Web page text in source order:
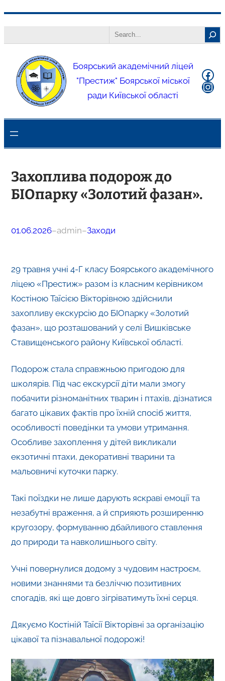
Боярський академічний ліцей
"Престиж" Боярської міської
ради Київської області
Захоплива подорож до
БІОпарку «Золотий фазан».
01.06.2026–admin–Заходи
29 травня учні 4-Г класу Боярського академічного
ліцею «Престиж» разом із класним керівником
Костіною Таїсією Вікторівною здійснили
захопливу екскурсію до БІОпарку «Золотий
фазан», що розташований у селі Вишківське
Ставищенського району Київської області.
Подорож стала справжньою пригодою для
школярів. Під час екскурсії діти мали змогу
побачити різноманітних тварин і птахів, дізнатися
багато цікавих фактів про їхній спосіб життя,
особливості поведінки та умови утримання.
Особливе захоплення у дітей викликали
екзотичні птахи, декоративні тварини та
мальовничі куточки парку.
Такі поїздки не лише дарують яскраві емоції та
незабутні враження, а й сприяють розширенню
кругозору, формуванню дбайливого ставлення
до природи та навколишнього світу.
Учні повернулися додому з чудовим настроєм,
новими знаннями та безліччю позитивних
спогадів, які ще довго зігріватимуть їхні серця.
Дякуємо Костіній Таїсії Вікторівні за організацію
цікавої та пізнавальної подорожі!